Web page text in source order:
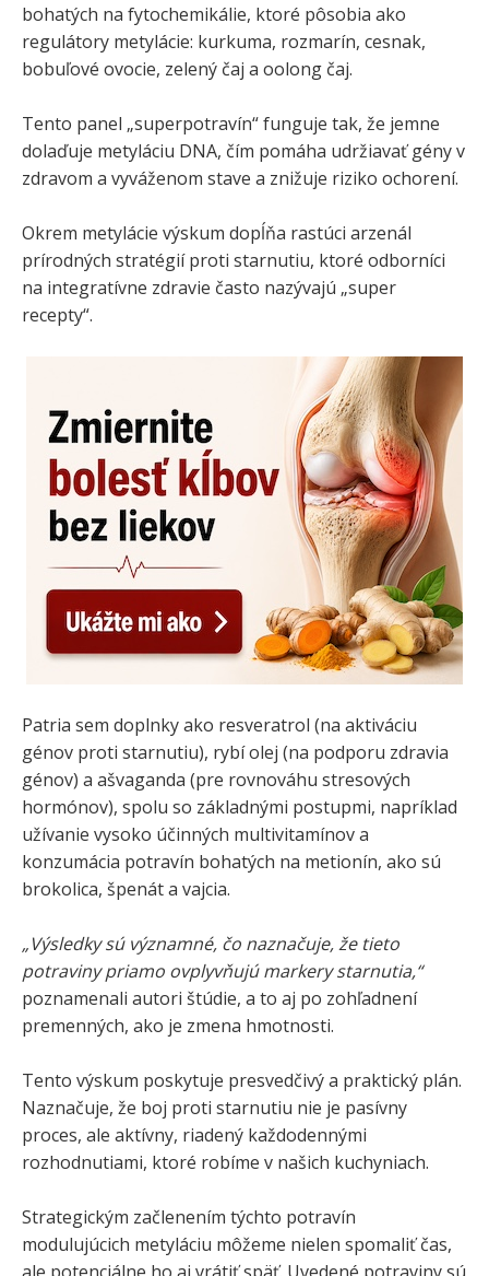
bohatých na fytochemikálie, ktoré pôsobia ako
regulátory metylácie: kurkuma, rozmarín, cesnak,
bobuľové ovocie, zelený čaj a oolong čaj.
Tento panel „superpotravín“ funguje tak, že jemne
dolaďuje metyláciu DNA, čím pomáha udržiavať gény v
zdravom a vyváženom stave a znižuje riziko ochorení.
Okrem metylácie výskum dopĺňa rastúci arzenál
prírodných stratégií proti starnutiu, ktoré odborníci
na integratívne zdravie často nazývajú „super
recepty“.
Patria sem doplnky ako resveratrol (na aktiváciu
génov proti starnutiu), rybí olej (na podporu zdravia
génov) a ašvaganda (pre rovnováhu stresových
hormónov), spolu so základnými postupmi, napríklad
užívanie vysoko účinných multivitamínov a
konzumácia potravín bohatých na metionín, ako sú
brokolica, špenát a vajcia.
„Výsledky sú významné, čo naznačuje, že tieto
potraviny priamo ovplyvňujú markery starnutia,“
poznamenali autori štúdie, a to aj po zohľadnení
premenných, ako je zmena hmotnosti.
Tento výskum poskytuje presvedčivý a praktický plán.
Naznačuje, že boj proti starnutiu nie je pasívny
proces, ale aktívny, riadený každodennými
rozhodnutiami, ktoré robíme v našich kuchyniach.
Strategickým začlenením týchto potravín
modulujúcich metyláciu môžeme nielen spomaliť čas,